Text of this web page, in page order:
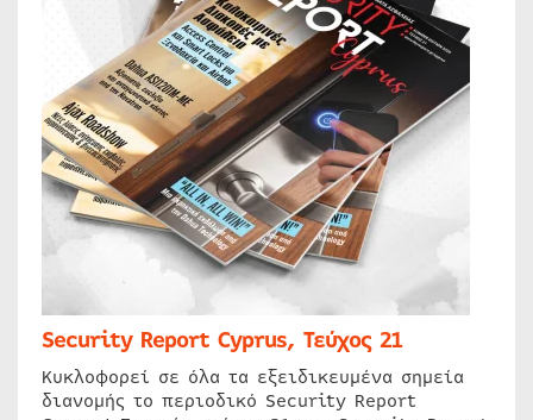
Security Report Cyprus, Τεύχος 21
Κυκλοφορεί σε όλα τα εξειδικευμένα σημεία
διανομής το περιοδικό Security Report